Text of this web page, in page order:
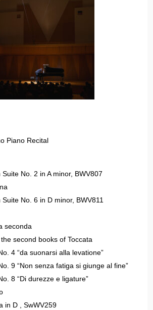
Piano Recital
No. 2 in A minor, BWV807
No. 6 in D minor, BWV811
seconda
second books of Toccata
4 “da suonarsi alla levatione”
9 “Non senza fatiga si giunge al fine”
8 “Di durezze e ligature”
in D , SwWV259